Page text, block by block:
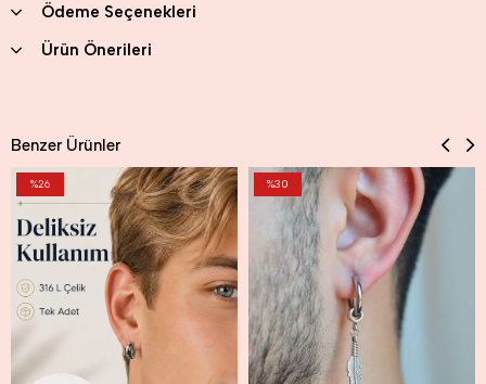
Ödeme Seçenekleri
Ürün Önerileri
Benzer Ürünler
%26 %30